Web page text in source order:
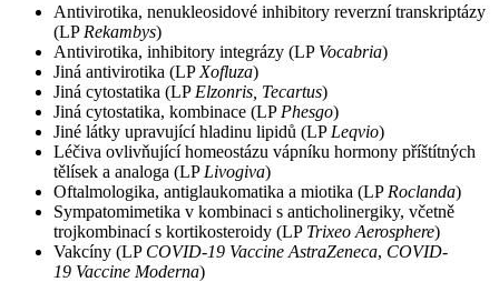
Antivirotika, nenukleosidové inhibitory reverzní transkriptázy
(LP Rekambys)
Antivirotika, inhibitory integrázy (LP Vocabria)
Jiná antivirotika (LP Xofluza)
Jiná cytostatika (LP Elzonris, Tecartus)
Jiná cytostatika, kombinace (LP Phesgo)
Jiné látky upravující hladinu lipidů (LP Leqvio)
Léčiva ovlivňující homeostázu vápníku hormony příštítných
tělísek a analoga (LP Livogiva)
Oftalmologika, antiglaukomatika a miotika (LP Roclanda)
Sympatomimetika v kombinaci s anticholinergiky, včetně
trojkombinací s kortikosteroidy (LP Trixeo Aerosphere)
Vakcíny (LP COVID-19 Vaccine AstraZeneca, COVID-
19 Vaccine Moderna)